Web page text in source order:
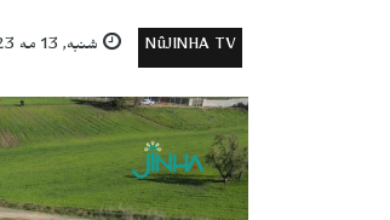
NûJINHA TV شنبه, 13 مه 2023, 08:00